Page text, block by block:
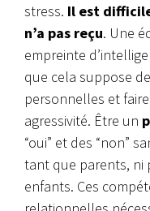
stress. Il est
n’a pas reçu. Une
empreinte
que cela suppose
personnelles et
agressivité. Être un
“oui” et des “non”
tant que parents, ni
enfants. Ces